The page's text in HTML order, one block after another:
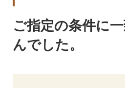
ご指定の条件に
んでした。